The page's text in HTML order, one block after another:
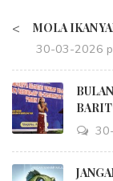
< MOLA IKAN
30-03-2026